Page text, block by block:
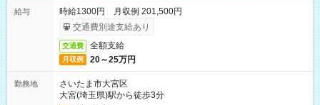
給与
時給1300円 月収例 201,500円
交通費別途支給あり
交通費 全額支給
月収例 20～25万円
勤務地
さいたま市大宮区
大宮(埼玉県)駅から徒歩3分